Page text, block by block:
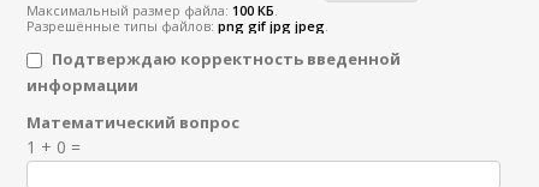
Максимальный размер файла:100 КБ.
Разрешённые типы файлов:png gif jpg jpeg.
Подтверждаю корректность введенной
информации
Я спамер
Математический вопрос
1 + 0 =